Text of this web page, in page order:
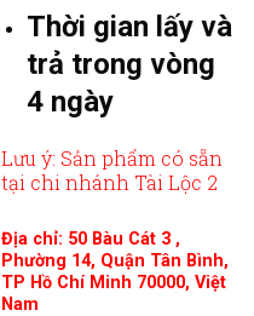
Thời gian lấy và
trả trong vòng
4 ngày
Lưu ý: Sản phẩm có sẵn
tại chi nhánh Tài Lộc 2
Địa chỉ: 50 Bàu Cát 3 ,
Phường 14, Quận Tân Bình,
TP Hồ Chí Minh 70000, Việt
Nam